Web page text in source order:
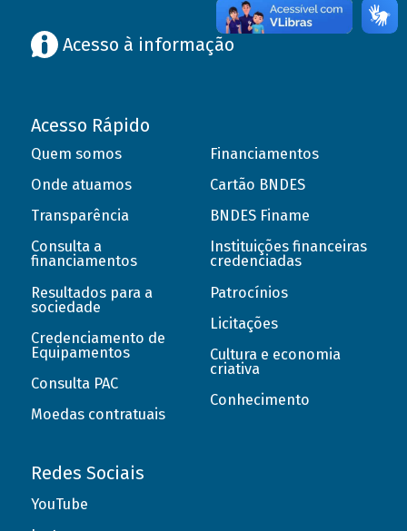
Acesso à informação
Acesso Rápido
Quem somos
Onde atuamos
Transparência
Consulta a
financiamentos
Resultados para a
sociedade
Credenciamento de
Equipamentos
Consulta PAC
Moedas contratuais
Financiamentos
Cartão BNDES
BNDES Finame
Instituições financeiras
credenciadas
Patrocínios
Licitações
Cultura e economia
criativa
Conhecimento
Redes Sociais
YouTube